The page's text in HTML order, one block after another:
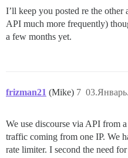
I’ll keep you posted re the
API much more frequently)
a few months yet.
frizman21 (Mike) 7
We use discourse via API from
traffic coming from one IP. We
rate limiter. I second the need